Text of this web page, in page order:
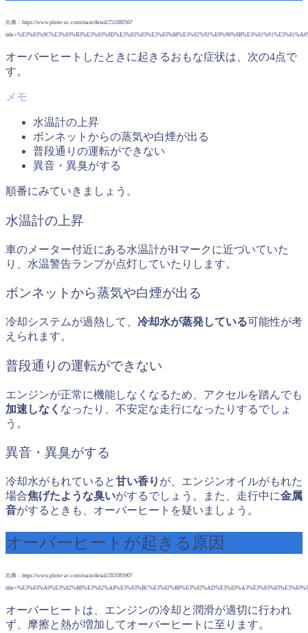
出典：https://www.photo-ac.com/main/detail/25108056?
オーバーヒートしたときに起きるおもな症状は、次の4点で
す。
水温計の上昇
ボンネットからの蒸気や白煙が出る
普段通りの運転ができない
異音・異臭がする
順番にみていきましょう。
水温計の上昇
車のメーター付近にある水温計がHマークに近づいていた
り、水温警告ランプが点灯していたりします。
ボンネットから蒸気や白煙が出る
冷却システムが過熱して、 冷却水が蒸発している可能性が考
えられます。
普段通りの運転ができない
エンジンが正常に機能しなくなるため、アクセルを踏んでも
加速しなく なったり、不安定な走行になったりするでしょ
う。
異音・異臭がする
冷却水がもれていると甘い香り が、エンジンオイルがもれた
場合焦げたような臭いがするでしょう。また、走行中に金属
音がするときも、オーバーヒートを疑いましょう。
オーバーヒートが起きる原因
出典：https://www.photo-ac.com/main/detail/28208590?
オーバーヒートは、エンジンの冷却と潤滑が適切に行われ
ず、摩擦と熱が増加してオーバーヒートに至ります。